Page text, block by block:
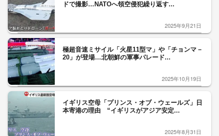
ドで撮影…NATOへ領空侵犯繰り返す...
2025年9月21日
極超音速ミサイル「火星11型マ」や「チョンマ－
20」が登場…北朝鮮の軍事パレード...
2025年10月19日
イギリス空母「プリンス・オブ・ウェールズ」日
本寄港の理由 “イギリスがアジア安定...
2025年8月31日